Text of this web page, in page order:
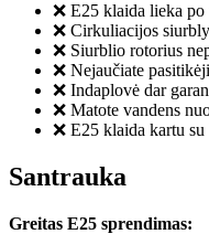
❌ E25 klaida lieka
❌ Cirkuliacijos
❌ Siurblio rotorius
❌ Nejaučiate
❌ Indaplovė dar
❌ Matote vandens
❌ E25 klaida kartu
Santrauka
Greitas E25 sprendimas: